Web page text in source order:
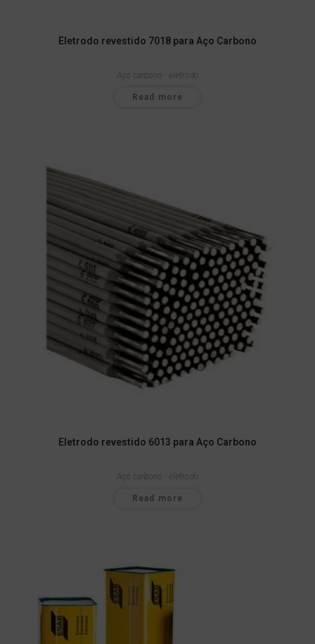
Eletrodo revestido 7018 para Aço Carbono
Aço carbono - eletrodo
Read more
Eletrodo revestido 6013 para Aço Carbono
Aço carbono - eletrodo
Read more